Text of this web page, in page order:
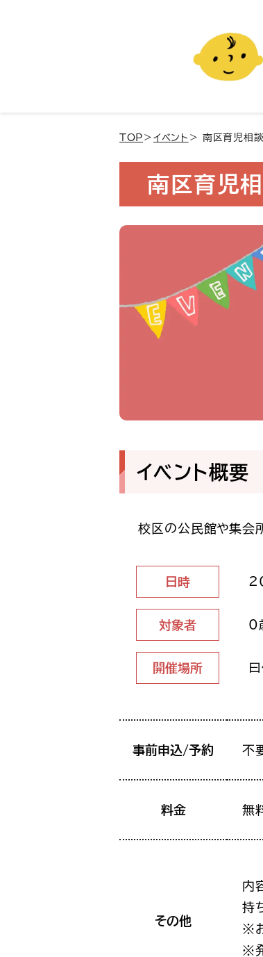
TOP ＞ イベント ＞ 南区育児相
南区育児
イベント概要
校区の公民館や集会
日時
対象者 0
開催場所
事前申込/予約 不
料金 無
その他
内
持
※
※